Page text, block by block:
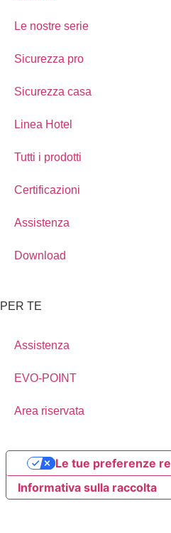
Le nostre serie
Sicurezza pro
Sicurezza casa
Linea Hotel
Tutti i prodotti
Certificazioni
Assistenza
Download
PER TE
Assistenza
EVO-POINT
Area riservata
Informativa sulla raccolta
Le tue preferenze